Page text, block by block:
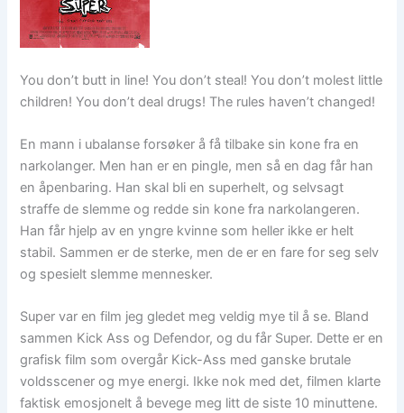
You don’t butt in line! You don’t steal! You don’t molest little
children! You don’t deal drugs! The rules haven’t changed!
En mann i ubalanse forsøker å få tilbake sin kone fra en
narkolanger. Men han er en pingle, men så en dag får han
en åpenbaring. Han skal bli en superhelt, og selvsagt
straffe de slemme og redde sin kone fra narkolangeren.
Han får hjelp av en yngre kvinne som heller ikke er helt
stabil. Sammen er de sterke, men de er en fare for seg selv
og spesielt slemme mennesker.
Super var en film jeg gledet meg veldig mye til å se. Bland
sammen Kick Ass og Defendor, og du får Super. Dette er en
grafisk film som overgår Kick-Ass med ganske brutale
voldsscener og mye energi. Ikke nok med det, filmen klarte
faktisk emosjonelt å bevege meg litt de siste 10 minuttene.